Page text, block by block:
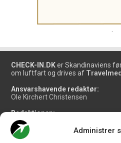
Administrer
CHECK-IN.DK er Skandinaviens
om luftfart og drives af
Ansvarshavende redaktør:
Ole Kirchert Christensen
Redaktionen:
Christian Granhøj Skouboe
Henrik Baumgarten
Danny Longhi Andreasen